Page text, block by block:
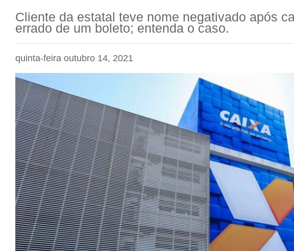
Cliente da estatal teve nome negativado após
errado de um boleto; entenda o caso.
quinta-feira outubro 14, 2021